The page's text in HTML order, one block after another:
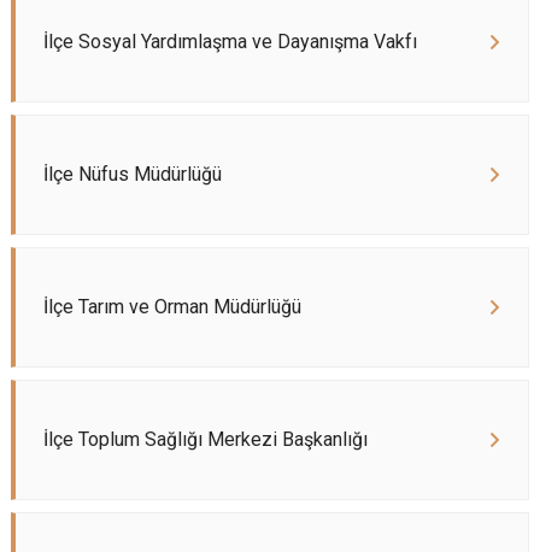
İlçe Sosyal Yardımlaşma ve Dayanışma Vakfı
İlçe Nüfus Müdürlüğü
İlçe Tarım ve Orman Müdürlüğü
İlçe Toplum Sağlığı Merkezi Başkanlığı